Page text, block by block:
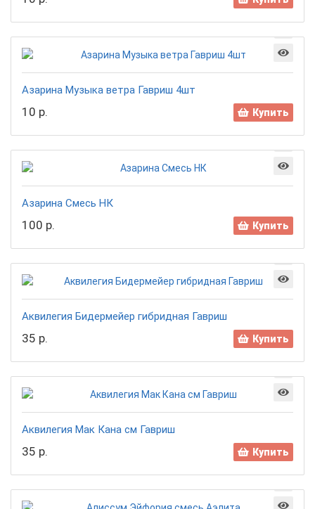
Азарина Музыка ветра Гавриш 4шт
10 р. Купить
Азарина Смесь НК
100 р. Купить
Аквилегия Бидермейер гибридная Гавриш
35 р. Купить
Аквилегия Мак Кана см Гавриш
35 р. Купить